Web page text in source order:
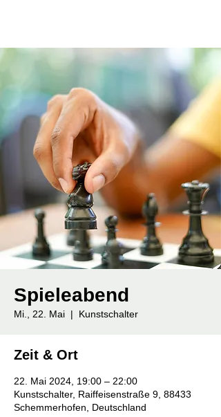
Spieleabend
Mi., 22. Mai
  |
Kunstschalter
Zeit & Ort
22. Mai 2024, 19:00 – 22:00
Kunstschalter, Raiffeisenstraße 9, 88433
Schemmerhofen, Deutschland